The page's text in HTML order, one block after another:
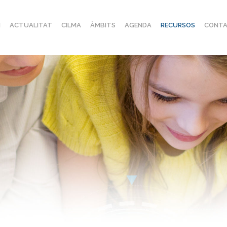
ACTUALITAT CILMA ÀMBITS AGENDA RECURSOS